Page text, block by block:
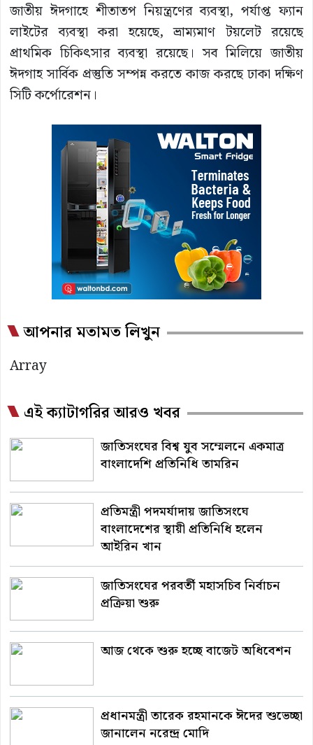
জাতীয় ঈদগাহে শীতাতপ নিয়ন্ত্রণের ব্যবস্থা, পর্যাপ্ত ফ্যান
লাইটের ব্যবস্থা করা হয়েছে, ভ্রাম্যমাণ টয়লেট রয়েছে
প্রাথমিক চিকিৎসার ব্যবস্থা রয়েছে। সব মিলিয়ে জাতীয়
ঈদগাহ সার্বিক প্রস্তুতি সম্পন্ন করতে কাজ করছে ঢাকা দক্ষিণ
সিটি কর্পোরেশন।
আপনার মতামত লিখুন
Array
এই ক্যাটাগরির আরও খবর
জাতিসংঘের বিশ্ব যুব সম্মেলনে একমাত্র
বাংলাদেশি প্রতিনিধি তামরিন
প্রতিমন্ত্রী পদমর্যাদায় জাতিসংঘে
বাংলাদেশের স্থায়ী প্রতিনিধি হলেন
আইরিন খান
জাতিসংঘের পরবর্তী মহাসচিব নির্বাচন
প্রক্রিয়া শুরু
আজ থেকে শুরু হচ্ছে বাজেট অধিবেশন
প্রধানমন্ত্রী তারেক রহমানকে ঈদের শুভেচ্ছা
জানালেন নরেন্দ্র মোদি